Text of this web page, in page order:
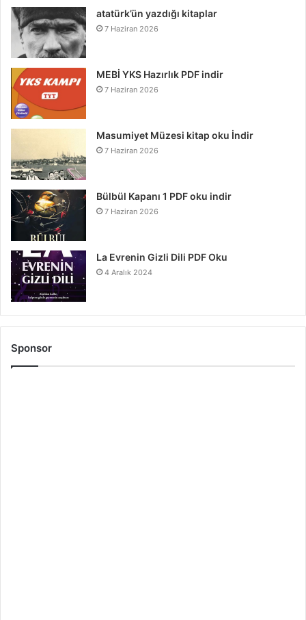
atatürk’ün yazdığı kitaplar
7 Haziran 2026
MEBİ YKS Hazırlık PDF indir
7 Haziran 2026
Masumiyet Müzesi kitap oku İndir
7 Haziran 2026
Bülbül Kapanı 1 PDF oku indir
7 Haziran 2026
La Evrenin Gizli Dili PDF Oku
4 Aralık 2024
Sponsor